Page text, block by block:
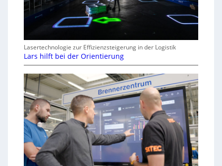
Lasertechnologie zur Effizienzsteigerung in der Logistik
Lars hilft bei der Orientierung